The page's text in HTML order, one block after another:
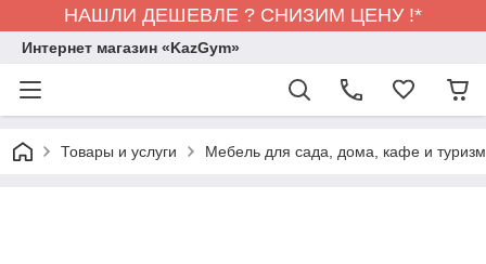
НАШЛИ ДЕШЕВЛЕ ? СНИЗИМ ЦЕНУ !*
Интернет магазин «KazGym»
Товары и услуги Мебель для сада, дома, кафе и